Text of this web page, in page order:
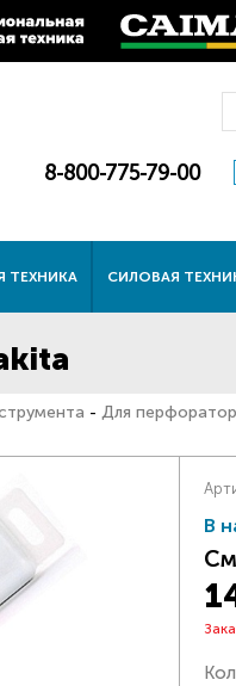
8-800-775-79-00
ТЕХНИКА СИЛОВАЯ
- Для
В